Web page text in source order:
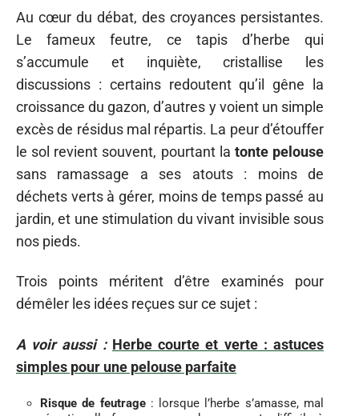
Au cœur du débat, des croyances persistantes.
Le fameux feutre, ce tapis d’herbe qui
s’accumule et inquiète, cristallise les
discussions : certains redoutent qu’il gêne la
croissance du gazon, d’autres y voient un simple
excès de résidus mal répartis. La peur d’étouffer
le sol revient souvent, pourtant la tonte pelouse
sans ramassage a ses atouts : moins de
déchets verts à gérer, moins de temps passé au
jardin, et une stimulation du vivant invisible sous
nos pieds.
Trois points méritent d’être examinés pour
démêler les idées reçues sur ce sujet :
A voir aussi : Herbe courte et verte : astuces
simples pour une pelouse parfaite
Risque de feutrage: lorsque l’herbe s’amasse, mal